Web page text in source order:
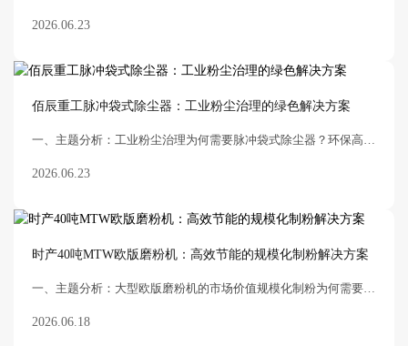
2026.06.23
佰辰重工脉冲袋式除尘器：工业粉尘治理的绿色解决方案
一、主题分析：工业粉尘治理为何需要脉冲袋式除尘器？环保高压下的除尘设备升级随着国家环保标准持续收紧，矿山、破碎、研磨、建材等行业的粉尘排放限值已从传统的50mg/m³降至30
2026.06.23
时产40吨MTW欧版磨粉机：高效节能的规模化制粉解决方案
一、主题分析：大型欧版磨粉机的市场价值规模化制粉为何需要MTW欧版磨？在非金属矿深加工、电厂脱硫、建材添加剂、新能源材料制备等领域，粉体材料的规模化生产已成为行业趋势。
2026.06.18